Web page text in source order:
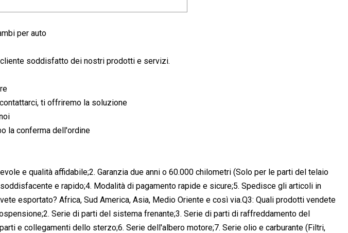
per auto
soddisfatto dei nostri prodotti e servizi.
ti offriremo la soluzione
la conferma dell'ordine
e qualità affidabile;2. Garanzia due anni o 60.000 chilometri (Solo per le parti del telaio
e rapido;4. Modalità di pagamento rapide e sicure;5. Spedisce gli articoli in
esportato? Africa, Sud America, Asia, Medio Oriente e così via.Q3: Quali prodotti vendete
Serie di parti del sistema frenante;3. Serie di parti di raffreddamento del
e collegamenti dello sterzo;6. Serie dell'albero motore;7. Serie olio e carburante (Filtri,